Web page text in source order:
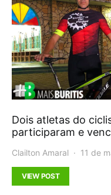
Dois atletas do
participaram e
Clailton Amaral 11 de
VIEW POST